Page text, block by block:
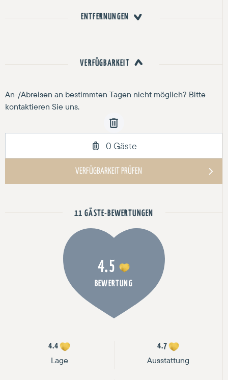
ENTFERNUNGEN
VERFÜGBARKEIT
11 GÄSTE-BEWERTUNGEN
4.5
BEWERTUNG
4.4
Lage
4.7
Ausstattung